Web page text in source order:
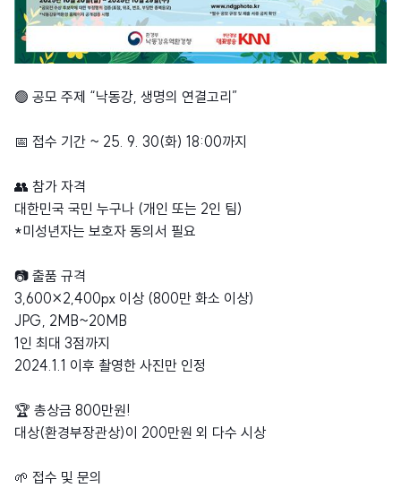
🟢 공모 주제 “낙동강, 생명의 연결고리”
📅 접수 기간 ~ 25. 9. 30(화) 18:00까지
👥 참가 자격
대한민국 국민 누구나 (개인 또는 2인 팀)
*미성년자는 보호자 동의서 필요
📷 출품 규격
3,600×2,400px 이상 (800만 화소 이상)
JPG, 2MB~20MB
1인 최대 3점까지
2024.1.1 이후 촬영한 사진만 인정
🏆 총상금 800만원!
대상(환경부장관상)이 200만원 외 다수 시상
🌱 접수 및 문의